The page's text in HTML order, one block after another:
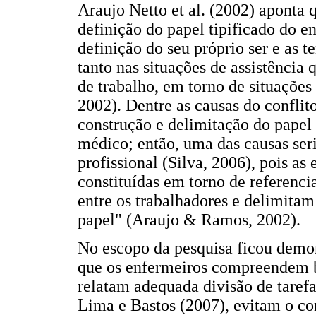
Araujo Netto et al. (2002) aponta
definição do papel tipificado do
definição do seu próprio ser e as
tanto nas situações de assistência
de trabalho, em torno de
2002). Dentre as causas do
construção e delimitação do
médico; então, uma das causas
profissional (Silva, 2006), pois as
constituídas em torno de
entre os trabalhadores e
papel" (Araujo & Ramos, 2002).
No escopo da pesquisa ficou
que os enfermeiros
relatam adequada divisão de
Lima e Bastos (2007), evitam o